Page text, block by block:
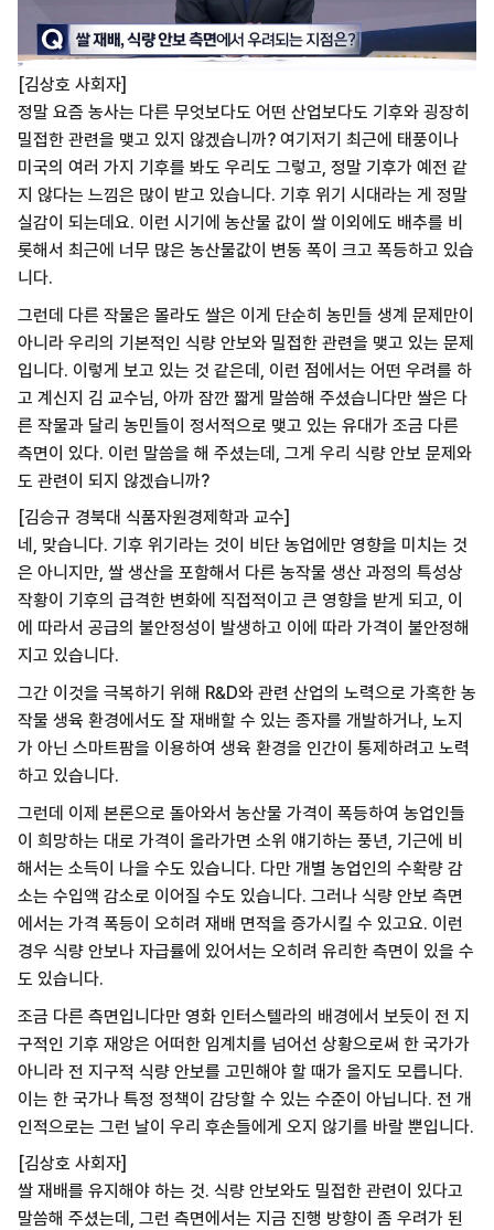
[김상호 사회자]
정말 요즘 농사는 다른 무엇보다도 어떤 산업보다도 기후와 굉장히
밀접한 관련을 맺고 있지 않겠습니까? 여기저기 최근에 태풍이나
미국의 여러 가지 기후를 봐도 우리도 그렇고, 정말 기후가 예전 같
지 않다는 느낌은 많이 받고 있습니다. 기후 위기 시대라는 게 정말
실감이 되는데요. 이런 시기에 농산물 값이 쌀 이외에도 배추를 비
롯해서 최근에 너무 많은 농산물값이 변동 폭이 크고 폭등하고 있습
니다.
그런데 다른 작물은 몰라도 쌀은 이게 단순히 농민들 생계 문제만이
아니라 우리의 기본적인 식량 안보와 밀접한 관련을 맺고 있는 문제
입니다. 이렇게 보고 있는 것 같은데, 이런 점에서는 어떤 우려를 하
고 계신지 김 교수님, 아까 잠깐 짧게 말씀해 주셨습니다만 쌀은 다
른 작물과 달리 농민들이 정서적으로 맺고 있는 유대가 조금 다른
측면이 있다. 이런 말씀을 해 주셨는데, 그게 우리 식량 안보 문제와
도 관련이 되지 않겠습니까?
[김승규 경북대 식품자원경제학과 교수]
네, 맞습니다. 기후 위기라는 것이 비단 농업에만 영향을 미치는 것
은 아니지만, 쌀 생산을 포함해서 다른 농작물 생산 과정의 특성상
작황이 기후의 급격한 변화에 직접적이고 큰 영향을 받게 되고, 이
에 따라서 공급의 불안정성이 발생하고 이에 따라 가격이 불안정해
지고 있습니다.
그간 이것을 극복하기 위해 R&D와 관련 산업의 노력으로 가혹한 농
작물 생육 환경에서도 잘 재배할 수 있는 종자를 개발하거나, 노지
가 아닌 스마트팜을 이용하여 생육 환경을 인간이 통제하려고 노력
하고 있습니다.
그런데 이제 본론으로 돌아와서 농산물 가격이 폭등하여 농업인들
이 희망하는 대로 가격이 올라가면 소위 얘기하는 풍년, 기근에 비
해서는 소득이 나을 수도 있습니다. 다만 개별 농업인의 수확량 감
소는 수입액 감소로 이어질 수도 있습니다. 그러나 식량 안보 측면
에서는 가격 폭등이 오히려 재배 면적을 증가시킬 수 있고요. 이런
경우 식량 안보나 자급률에 있어서는 오히려 유리한 측면이 있을 수
도 있습니다.
조금 다른 측면입니다만 영화 인터스텔라의 배경에서 보듯이 전 지
구적인 기후 재앙은 어떠한 임계치를 넘어선 상황으로써 한 국가가
아니라 전 지구적 식량 안보를 고민해야 할 때가 올지도 모릅니다.
이는 한 국가나 특정 정책이 감당할 수 있는 수준이 아닙니다. 전 개
인적으로는 그런 날이 우리 후손들에게 오지 않기를 바랄 뿐입니다.
[김상호 사회자]
쌀 재배를 유지해야 하는 것. 식량 안보와도 밀접한 관련이 있다고
말씀해 주셨는데, 그런 측면에서는 지금 진행 방향이 좀 우려가 된